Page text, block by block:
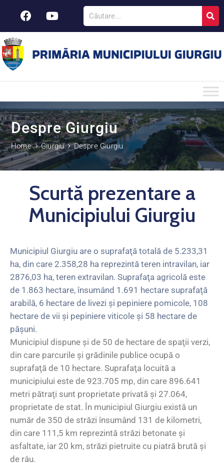
Despre Giurgiu
Home Giurgiu Despre Giurgiu
Scurtă prezentare a
Municipiului Giurgiu
Municipiul Giurgiu are o suprafaţă totală de 5.233,31
ha, din care 2.358,28 ha reprezintă teren intravilan, iar
2876,03 ha, teren extravilan. Suprafaţa agricolă este
de 1.863 hectare, însumând 1.691 hectare suprafaţă
arabilă, 6 hectare de livezi şi pepiniere pomicole, 108
hectare de vii şi pepiniere viticole şi 58 hectare de
păşuni.
Municipiul dispune şi de 50 de hectare de spaţii verzi,
din care parcurile şi grădinile publice ocupă o
suprafaţă de 10 hectare. Suprafaţa locuită a
municipiului este de 923.705 mp, din care 896.641
metri pătraţi sunt proprietate privată şi 27.064,
proprietate de stat. În municipiul Giurgiu există un
număr de 350 de străzi însumând 131 de kilometri,
din care 111,5 km reprezintă străzi betonate şi
asfaltate, iar 20 km, străzi pietruite cu piatră brută şi
de râu.